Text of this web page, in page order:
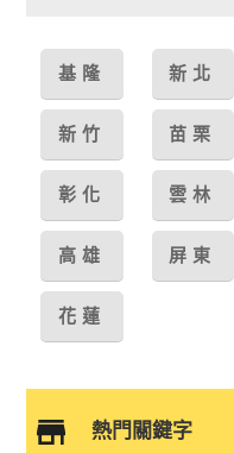
基隆 新北
新竹 苗栗
彰化 雲林
高雄 屏東
花蓮
熱門關鍵字